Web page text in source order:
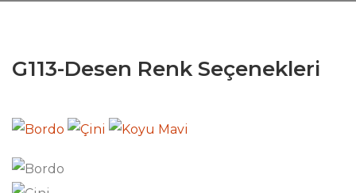
G113-Desen Renk Seçenekleri